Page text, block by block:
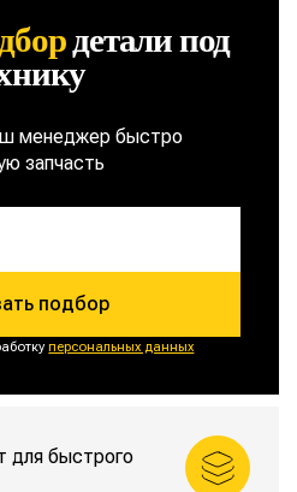
деталипод
менеджер быстро
запчасть
подбор
персональных данных
для быстрого